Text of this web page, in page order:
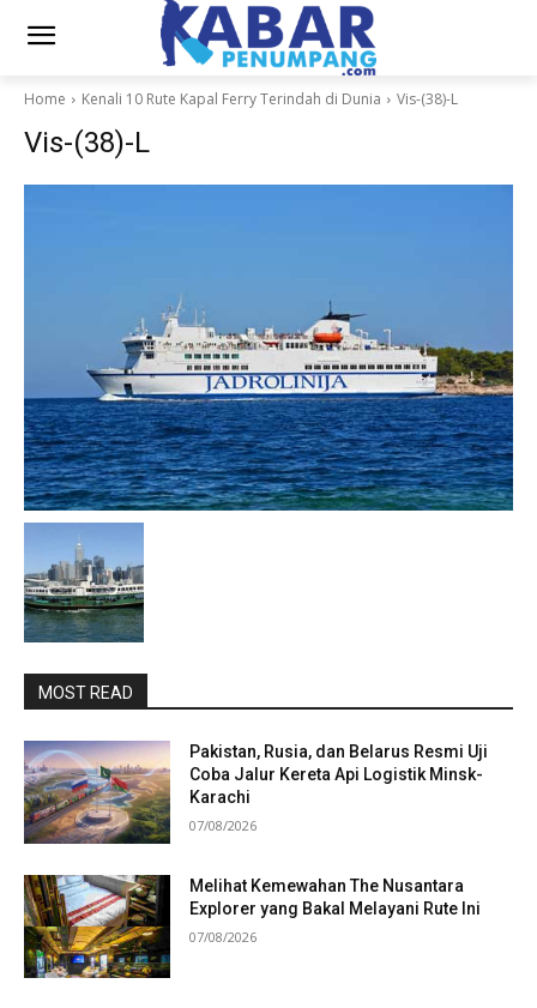
Home Kenali 10 Rute Kapal Ferry Terindah di Dunia Vis-(38)-L
Vis-(38)-L
MOST READ
Pakistan, Rusia, dan Belarus Resmi Uji
Coba Jalur Kereta Api Logistik Minsk-
Karachi
07/08/2026
Melihat Kemewahan The Nusantara
Explorer yang Bakal Melayani Rute Ini
07/08/2026